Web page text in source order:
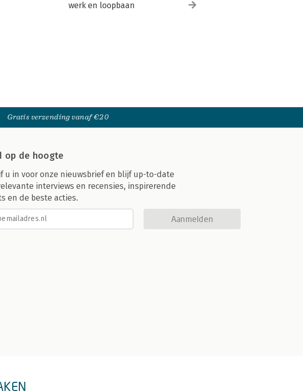
werk en loopbaan
Gratis verzending vanaf €20
op de hoogte
u in voor onze nieuwsbrief en blijf up-to-date
interviews en recensies, inspirerende
en de beste acties.
Aanmelden